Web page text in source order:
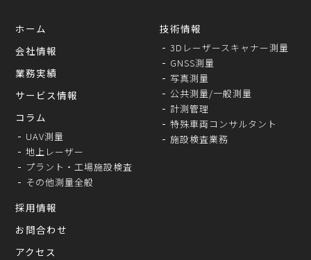
ホーム
会社情報
業務実績
サービス情報
コラム
UAV測量
地上レーザー
プラント・工場施設検査
その他測量全般
採用情報
お問合わせ
アクセス
技術情報
3Dレーザースキャナー測量
GNSS測量
写真測量
公共測量/一般測量
計測管理
特殊車両コンサルタント
施設検査業務